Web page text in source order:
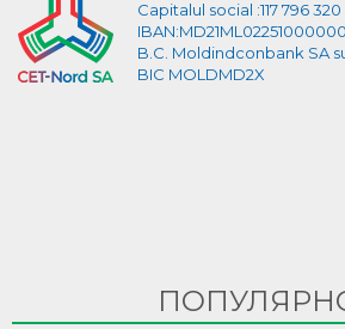
Capitalul social :117 796
B.C. Moldindconbank SA
BIC MOLDMD2X